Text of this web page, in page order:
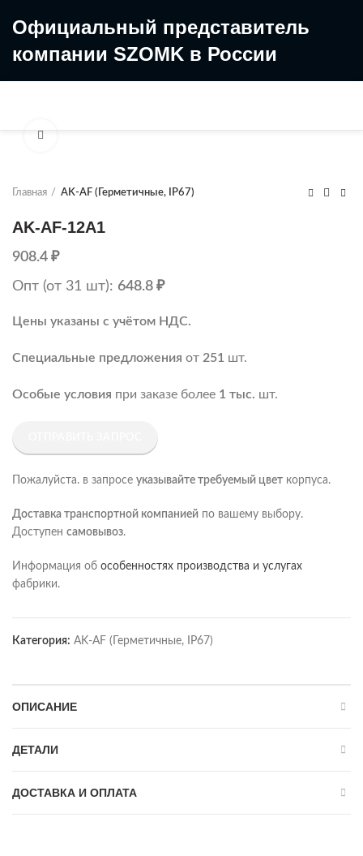
Официальный представитель
компании SZOMK в России
Главная AK-AF (Герметичные, IP67)
AK-AF-12A1
908.4 ₽
Опт (от 31 шт): 648.8 ₽
Цены указаны с учётом НДС.
Специальные предложения от 251 шт.
Особые условия при заказе более 1 тыс. шт.
Пожалуйста. в запросе указывайте требуемый цвет корпуса.
Доставка транспортной компанией по вашему выбору.
Доступен самовывоз.
Информация об особенностях производства и услугах
фабрики.
Категория: AK-AF (Герметичные, IP67)
ОПИСАНИЕ
ДЕТАЛИ
ДОСТАВКА И ОПЛАТА